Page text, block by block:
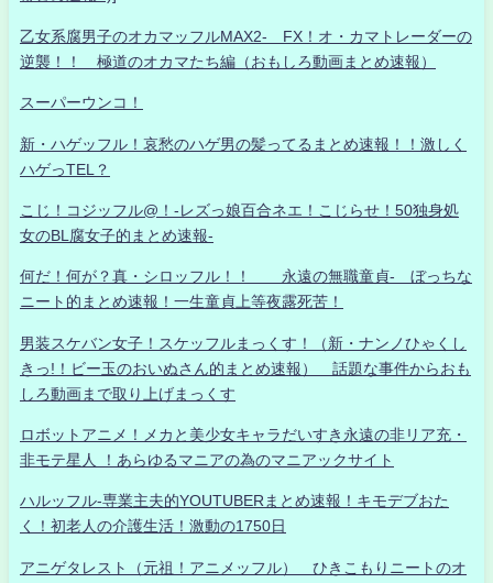
乙女系腐男子のオカマッフルMAX2- FX！オ・カマトレーダーの
逆襲！！ 極道のオカマたち編（おもしろ動画まとめ速報）
スーパーウンコ！
新・ハゲッフル！哀愁のハゲ男の髪ってるまとめ速報！！激しく
ハゲっTEL？
こじ！コジッフル@！-レズっ娘百合ネエ！こじらせ！50独身処
女のBL腐女子的まとめ速報-
何だ！何が？真・シロッフル！！ 永遠の無職童貞- ぼっちな
ニート的まとめ速報！一生童貞上等夜露死苦！
男装スケバン女子！スケッフルまっくす！（新・ナンノひゃくし
きっ!！ビー玉のおいぬさん的まとめ速報） 話題な事件からおも
しろ動画まで取り上げまっくす
ロボットアニメ！メカと美少女キャラだいすき永遠の非リア充・
非モテ星人 ！あらゆるマニアの為のマニアックサイト
ハルッフル-専業主夫的YOUTUBERまとめ速報！キモデブおた
く！初老人の介護生活！激動の1750日
アニゲタレスト（元祖！アニメッフル） ひきこもりニートのオ